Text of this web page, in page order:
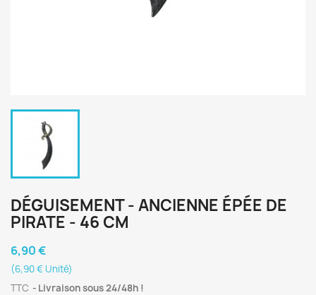
DÉGUISEMENT - ANCIENNE ÉPÉE DE
PIRATE - 46 CM
6,90 €
(6,90 € Unité)
TTC
Livraison sous 24/48h !